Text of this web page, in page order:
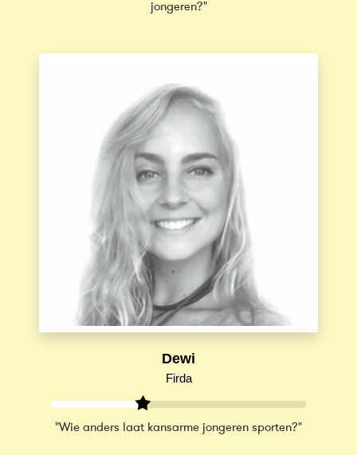
jongeren?"
Dewi
Firda
"Wie anders laat kansarme jongeren sporten?"